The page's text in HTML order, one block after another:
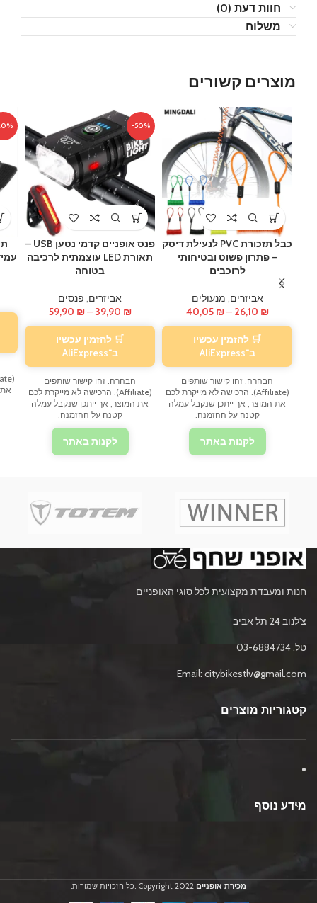
חוות דעת (0)
משלוח
מוצרים קשורים
כבל תזכורת PVC לנעילת דיסק
– פתרון פשוט ובטיחותי
לרוכבים
אביזרים, מנעולים
26,10 ₪
–
40,05 ₪
טווח
מחירים:
⁦40,05 ₪⁩
🛒 להזמין עכשיו
ב־AliExpress
הבהרה: זהו קישור שותפים
(Affiliate). הרכישה לא מייקרת לכם
את המוצר, אך ייתכן שנקבל עמלה
קטנה על ההזמנה.
לקנות באתר
-50%
פנס אופניים קדמי נטען USB –
תאורת LED עוצמתית לרכיבה
בטוחה
אביזרים, פנסים
39,90 ₪
–
59,90 ₪
טווח
מחירים:
⁦59,90 ₪⁩
🛒 להזמין עכשיו
ב־AliExpress
הבהרה: זהו קישור שותפים
(Affiliate). הרכישה לא מייקרת לכם
את המוצר, אך ייתכן שנקבל עמלה
קטנה על ההזמנה.
לקנות באתר
חנות ומעבדת מקצועית לכל סוגי האופניים
צ'לנוב 24 תל אביב
טל. 03-6884734
Email: citybikestlv@gmail.com
קטגוריות מוצרים
מידע נוסף
מכירת אופניים 2022 Copyright .כל הזכויות שמורות.